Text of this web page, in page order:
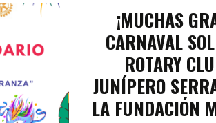
¡MUCHAS
CARNAVAL
ROTARY
JUNÍPERO
LA FUNDACIÓN